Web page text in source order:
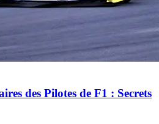
des Pilotes de F1 : Secrets